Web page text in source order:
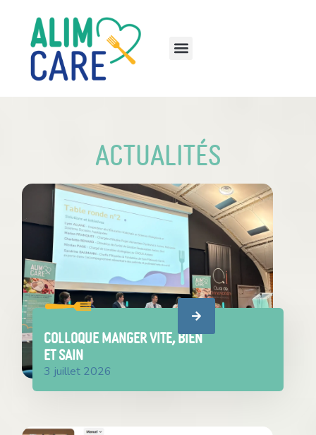
Actualités
COLLOQUE MANGER VITE, BIEN
ET SAIN
3 juillet 2026